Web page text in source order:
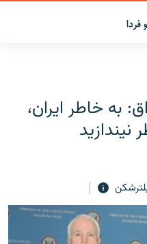
به خاطر ایران،
نیندازید